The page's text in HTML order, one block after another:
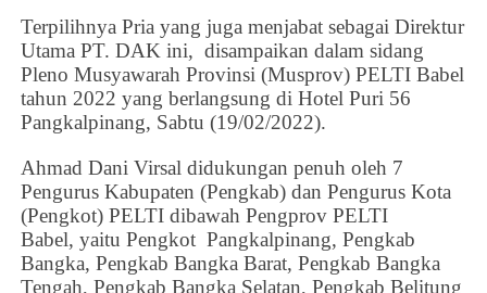
TerpilihnyaPria yang juga menjabat sebagai Direktur
Utama PT. DAK ini, disampaikan dalam sidang
PlenoMusyawarah Provinsi (Musprov) PELTI Babel
tahun 2022 yang berlangsung diHotel Puri 56
Pangkalpinang, Sabtu (19/02/2022).
Ahmad Dani Virsal didukungan penuh oleh 7
Pengurus Kabupaten (Pengkab) dan Pengurus Kota
(Pengkot) PELTI dibawah Pengprov PELTI
Babel, yaituPengkot Pangkalpinang,Pengkab
Bangka,Pengkab Bangka Barat,Pengkab Bangka
Tengah,Pengkab Bangka Selatan,Pengkab Belitung